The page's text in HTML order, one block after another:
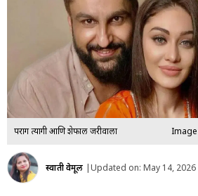
पराग त्यागी आणि शेफाली जरीवाला
स्वाती वेमूल |Updated on: May 14,